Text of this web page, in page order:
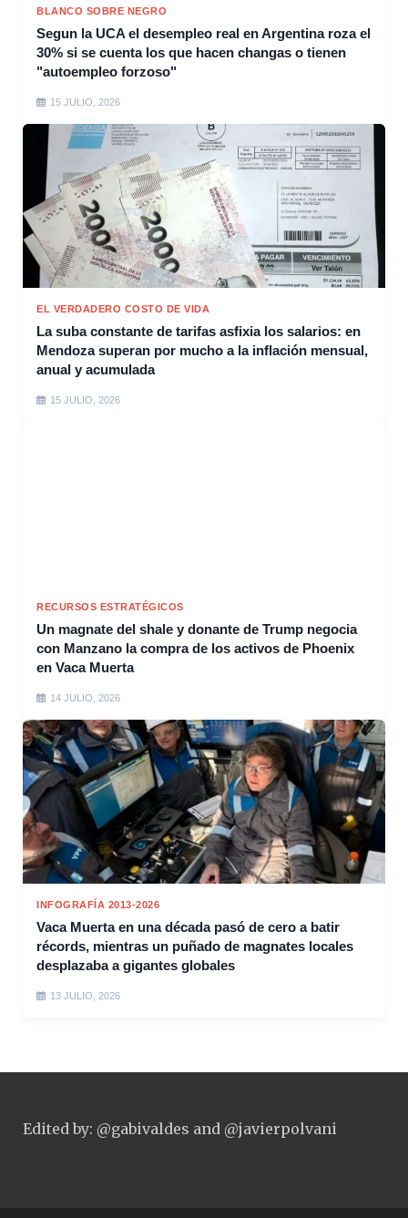
BLANCO SOBRE NEGRO
Segun la UCA el desempleo real en Argentina roza el
30% si se cuenta los que hacen changas o tienen
"autoempleo forzoso"
15 JULIO, 2026
EL VERDADERO COSTO DE VIDA
La suba constante de tarifas asfixia los salarios: en
Mendoza superan por mucho a la inflación mensual,
anual y acumulada
15 JULIO, 2026
RECURSOS ESTRATÉGICOS
Un magnate del shale y donante de Trump negocia
con Manzano la compra de los activos de Phoenix
en Vaca Muerta
14 JULIO, 2026
INFOGRAFÍA 2013-2026
Vaca Muerta en una década pasó de cero a batir
récords, mientras un puñado de magnates locales
desplazaba a gigantes globales
13 JULIO, 2026
Edited by: @gabivaldes and @javierpolvani